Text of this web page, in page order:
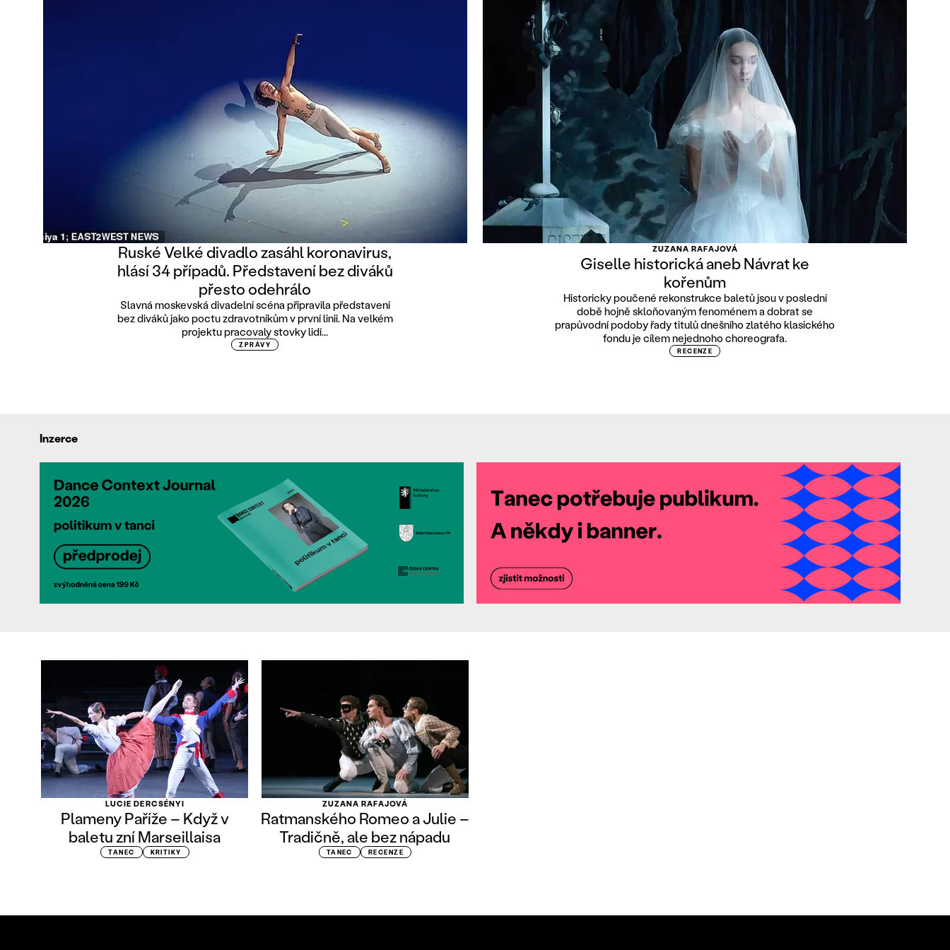
Ruské Velké divadlo zasáhl koronavirus,
hlásí 34 případů. Představení bez diváků
přesto odehrálo
Slavná moskevská divadelní scéna připravila představení
bez diváků jako poctu zdravotníkům v první linii. Na velkém
projektu pracovaly stovky lidí...
ZPRÁVY
ZUZANA RAFAJOVÁ
Giselle historická aneb Návrat ke
kořenům
Historicky poučené rekonstrukce baletů jsou v poslední
době hojně skloňovaným fenoménem a dobrat se
prapůvodní podoby řady titulů dnešního zlatého klasického
fondu je cílem nejednoho choreografa.
RECENZE
Inzerce
LUCIE DERCSÉNYI
Plameny Paříže – Když v
baletu zní Marseillaisa
TANEC KRITIKY
ZUZANA RAFAJOVÁ
Ratmanského Romeo a Julie –
Tradičně, ale bez nápadu
TANEC RECENZE